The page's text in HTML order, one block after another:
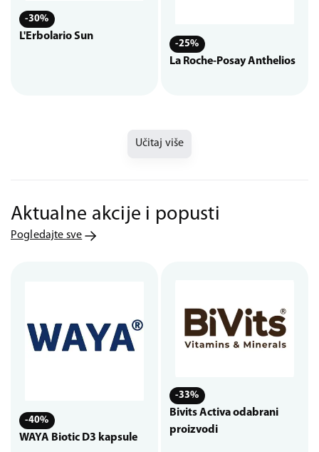
-30%
L'Erbolario Sun
-25%
La Roche-Posay Anthelios
Učitaj više
Aktualne akcije i popusti
Pogledajte sve
-40%
WAYA Biotic D3 kapsule
-33%
Bivits Activa odabrani
proizvodi